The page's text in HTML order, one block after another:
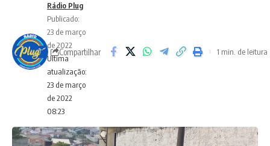
Ultima
atualização:
23 de março
de 2022
08:23
Rádio Plug
Publicado:
23 de março
de 2022
Compartilhar 1 min. de leitura